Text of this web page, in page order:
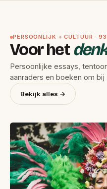
PERSOONLIJK + CULTUUR ·
Voor het
Persoonlijke essays,
aanraders en boeken om bij
Bekijk alles →